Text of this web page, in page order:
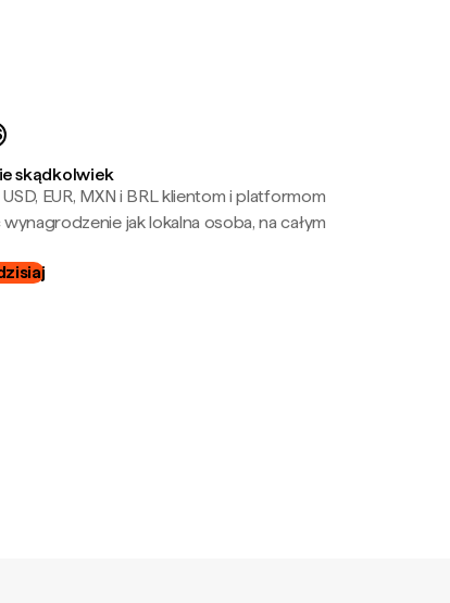
skądkolwiek
EUR, MXN i BRL klientom i platformom
jak lokalna osoba, na całym